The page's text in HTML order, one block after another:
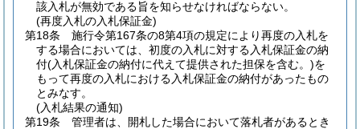
該入札が無効である旨を知らせなければならない。
(再度入札の入札保証金)
第18条
施行令第167条の8第4項の規定により再度の入札を
する場合においては、初度の入札に対する入札保証金の納
付(入札保証金の納付に代えて提供された担保を含む。)を
もって再度の入札における入札保証金の納付があったもの
とみなす。
(入札結果の通知)
第19条
管理者は、開札した場合において落札者があるとき